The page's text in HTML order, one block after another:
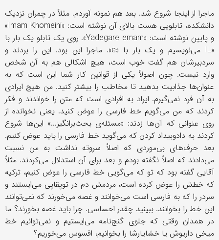
ماجرا از اینجا شروع شد. بعد هم نمونه آوردم. مثلاً در چمران نزدیک
دانشکده، تابلویی هست بالای آن نوشته است: «Imam Khomeini
»
و پایین نوشته است: «Yadegare emam». روی یک تابلو یک بار با
«
IL می‌نویسیم و یک بار با «e». ماجرا این بود. این را بردند و
سردبیرشان هم گفت خوب است، هیچ اشکالی هم به آن شخص
وارد نیست. چون اصولاً یکی از قوانین کار شما این است که به‌
عنوان‌ها جذابیت بدهید تا مخاطب را بیشتر کنید. من هیچ ایرادی
به آن فرد نمی‌گیرم. ایراد به افرادی است که متن را خواندند و فکر
کردند که من می‌گویم خط فارسی را عوض کنید. یعنی نخوانده از
روی عنوانی که آن‌ها زدند: «مسئله‌ی بحث‌برانگیز...» این‌ها شروع
کردند به دادوبیداد کردن که می‌گوید خط فارسی را باید عوض کنیم.
بعد حرف‌های بی‌موردی که اصلاً سروته نداشت به من نسبت
می‌دادند که اصلاً نگفته بودم و بعد برای آن استدلال می‌کردند. مثلاً
آقایی گفته بود که تو که می‌گویی خط فارسی را عوض کنیم، ترکیه
که خطش را عوض کرده است، مردمش دم در توپقاپی می‌ایستند و
سردر را که به فارسی است می‌خوانند و غصه می‌خورند که نمی‌توانند
این خط را بخوانند. ببینید چقدر احساسی. چرا باید غصه بخورند؟ ما
در همدان وقتی که جلوی گنج‌نامه می‌ایستیم و نمی‌توانیم خط
میخی داریوش یا خشایارشا را بخوانیم، افسوس می‌خوریم؟